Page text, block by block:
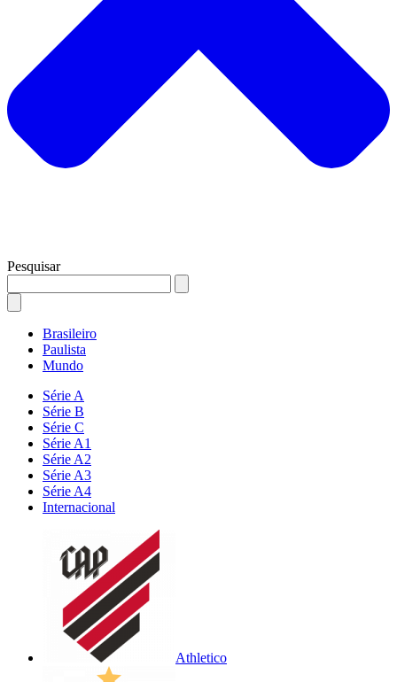
Pesquisar
Brasileiro
Paulista
Mundo
Série A
Série B
Série C
Série A1
Série A2
Série A3
Série A4
Internacional
Athletico